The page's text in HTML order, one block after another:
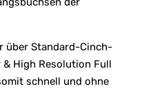
über Standard-Cinch-
& High Resolution Full
schnell und ohne